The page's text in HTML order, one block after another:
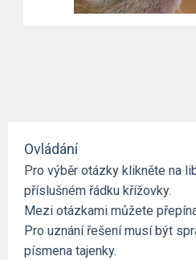
Ovládání
Pro výběr otázky klikněte na
příslušném řádku křížovky.
Mezi otázkami můžete
Pro uznání řešení musí být
písmena tajenky.